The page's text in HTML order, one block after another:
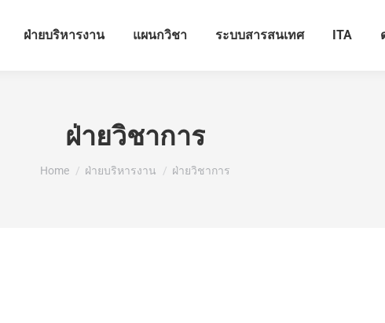
ฝ่ายบริหารงาน แผนกวิชา ระบบสารสนเทศ ITA
ฝ่ายวิชาการ
You are here:
Home ฝ่ายบริหารงาน ฝ่ายวิชาการ